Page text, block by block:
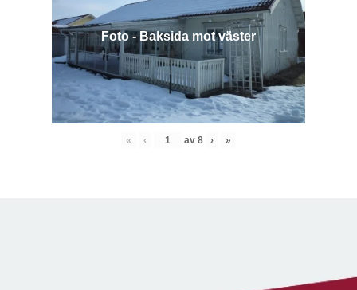
Foto - Baksida mot väster
« ‹ av 8 › »